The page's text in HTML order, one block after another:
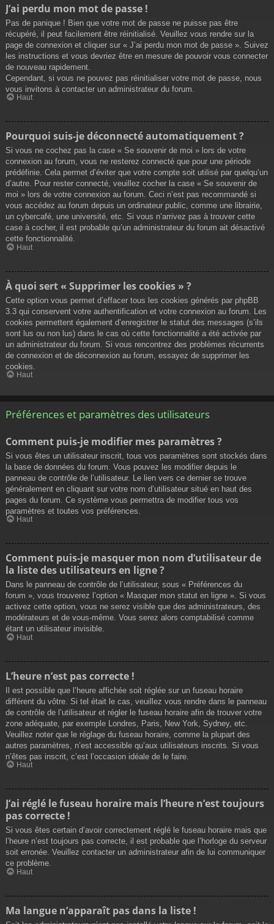
J’ai perdu mon mot de passe !
Pas de panique ! Bien que votre mot de passe ne puisse pas être
récupéré, il peut facilement être réinitialisé. Veuillez vous rendre sur la
page de connexion et cliquer sur « J’ai perdu mon mot de passe ». Suivez
les instructions et vous devriez être en mesure de pouvoir vous connecter
de nouveau rapidement.
Cependant, si vous ne pouvez pas réinitialiser votre mot de passe, nous
vous invitons à contacter un administrateur du forum.
Haut
Pourquoi suis-je déconnecté automatiquement ?
Si vous ne cochez pas la case « Se souvenir de moi » lors de votre
connexion au forum, vous ne resterez connecté que pour une période
prédéfinie. Cela permet d’éviter que votre compte soit utilisé par quelqu’un
d’autre. Pour rester connecté, veuillez cocher la case « Se souvenir de
moi » lors de votre connexion au forum. Ceci n’est pas recommandé si
vous accédez au forum depuis un ordinateur public, comme une librairie,
un cybercafé, une université, etc. Si vous n’arrivez pas à trouver cette
case à cocher, il est probable qu’un administrateur du forum ait désactivé
cette fonctionnalité.
Haut
À quoi sert « Supprimer les cookies » ?
Cette option vous permet d’effacer tous les cookies générés par phpBB
3.3 qui conservent votre authentification et votre connexion au forum. Les
cookies permettent également d’enregistrer le statut des messages (s’ils
sont lus ou non lus) dans le cas où cette fonctionnalité a été activée par
un administrateur du forum. Si vous rencontrez des problèmes récurrents
de connexion et de déconnexion au forum, essayez de supprimer les
cookies.
Haut
Préférences et paramètres des utilisateurs
Comment puis-je modifier mes paramètres ?
Si vous êtes un utilisateur inscrit, tous vos paramètres sont stockés dans
la base de données du forum. Vous pouvez les modifier depuis le
panneau de contrôle de l’utilisateur. Le lien vers ce dernier se trouve
généralement en cliquant sur votre nom d’utilisateur situé en haut des
pages du forum. Ce système vous permettra de modifier tous vos
paramètres et toutes vos préférences.
Haut
Comment puis-je masquer mon nom d’utilisateur de
la liste des utilisateurs en ligne ?
Dans le panneau de contrôle de l’utilisateur, sous « Préférences du
forum », vous trouverez l’option « Masquer mon statut en ligne ». Si vous
activez cette option, vous ne serez visible que des administrateurs, des
modérateurs et de vous-même. Vous serez alors comptabilisé comme
étant un utilisateur invisible.
Haut
L’heure n’est pas correcte !
Il est possible que l’heure affichée soit réglée sur un fuseau horaire
différent du vôtre. Si tel était le cas, veuillez vous rendre dans le panneau
de contrôle de l’utilisateur et régler le fuseau horaire afin de trouver votre
zone adéquate, par exemple Londres, Paris, New York, Sydney, etc.
Veuillez noter que le réglage du fuseau horaire, comme la plupart des
autres paramètres, n’est accessible qu’aux utilisateurs inscrits. Si vous
n’êtes pas inscrit, c’est l’occasion idéale de le faire.
Haut
J’ai réglé le fuseau horaire mais l’heure n’est toujours
pas correcte !
Si vous êtes certain d’avoir correctement réglé le fuseau horaire mais que
l’heure n’est toujours pas correcte, il est probable que l’horloge du serveur
soit erronée. Veuillez contacter un administrateur afin de lui communiquer
ce problème.
Haut
Ma langue n’apparaît pas dans la liste !